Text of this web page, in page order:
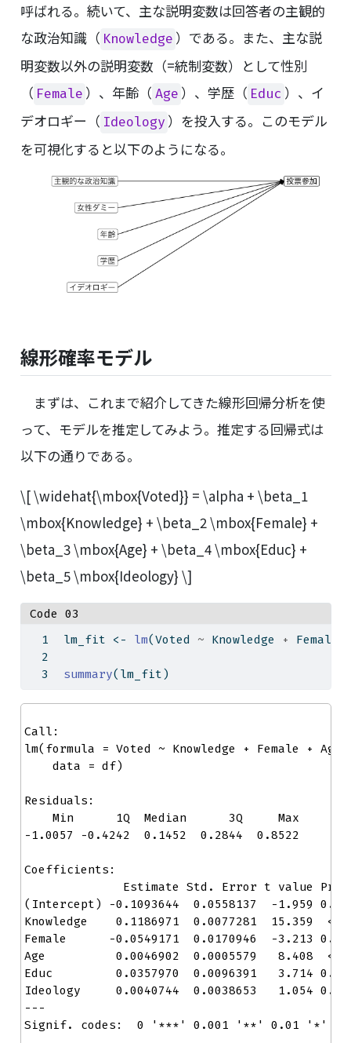
呼ばれる。続いて、主な説明変数は回答者の主観的
な政治知識（ Knowledge ）である。また、主な説
明変数以外の説明変数（=統制変数）として性別
（ Female ）、年齢（ Age ）、学歴（ Educ ）、イ
デオロギー（ Ideology ）を投入する。このモデル
を可視化すると以下のようになる。
線形確率モデル
まずは、これまで紹介してきた線形回帰分析を使
って、モデルを推定してみよう。推定する回帰式は
以下の通りである。
\[ \widehat{\mbox{Voted}} = \alpha + \beta_1
\mbox{Knowledge} + \beta_2 \mbox{Female} +
\beta_3 \mbox{Age} + \beta_4 \mbox{Educ} +
\beta_5 \mbox{Ideology} \]
Code 03
lm_fit <- lm(Voted ~ Knowledge + Female
summary(lm_fit)
Call:
lm(formula = Voted ~ Knowledge + Female +
    data = df)
Residuals:
    Min      1Q  Median      3Q     Max
-1.0057 -0.4242  0.1452  0.2844  0.8522
Coefficients:
Estimate Std. Error t value
(Intercept) -0.1093644  0.0558137  -1.959
Knowledge    0.1186971  0.0077281  15.359  <
Female      -0.0549171  0.0170946  -3.213
Age          0.0046902  0.0005579   8.408  <
Educ         0.0357970  0.0096391   3.714
Ideology     0.0040744  0.0038653   1.054
---
Signif. codes:  0 '***' 0.001 '**' 0.01 '*'